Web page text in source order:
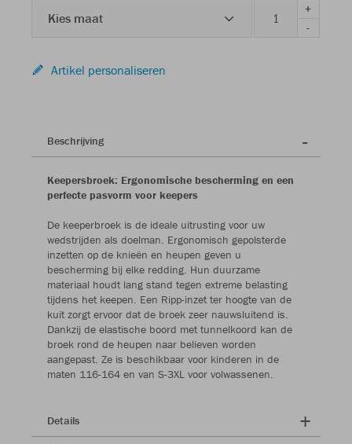
Kies maat
+
-
Artikel personaliseren
Beschrijving
Keepersbroek: Ergonomische bescherming en een
perfecte pasvorm voor keepers
De keeperbroek is de ideale uitrusting voor uw
wedstrijden als doelman. Ergonomisch gepolsterde
inzetten op de knieën en heupen geven u
bescherming bij elke redding. Hun duurzame
materiaal houdt lang stand tegen extreme belasting
tijdens het keepen. Een Ripp-inzet ter hoogte van de
kuit zorgt ervoor dat de broek zeer nauwsluitend is.
Dankzij de elastische boord met tunnelkoord kan de
broek rond de heupen naar believen worden
aangepast. Ze is beschikbaar voor kinderen in de
maten 116-164 en van S-3XL voor volwassenen.
Details